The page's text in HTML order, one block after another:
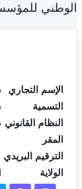
الوطني
الإسم التجاري
التسمية
النظام القانوني
المقر
الترقيم البريدي
الولاية